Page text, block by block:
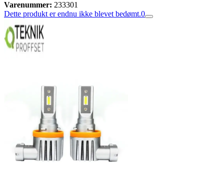
Varenummer: 233301
Dette produkt er endnu ikke blevet bedømt.0